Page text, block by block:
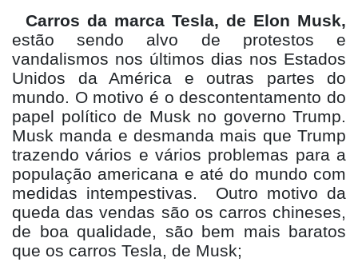
Carros da marca Tesla, de Elon Musk,
estão sendo alvo de protestos e
vandalismos nos últimos dias nos Estados
Unidos da América e outras partes do
mundo. O motivo é o descontentamento do
papel político de Musk no governo Trump.
Musk manda e desmanda mais que Trump
trazendo vários e vários problemas para a
população americana e até do mundo com
medidas intempestivas. Outro motivo da
queda das vendas são os carros chineses,
de boa qualidade, são bem mais baratos
que os carros Tesla, de Musk;